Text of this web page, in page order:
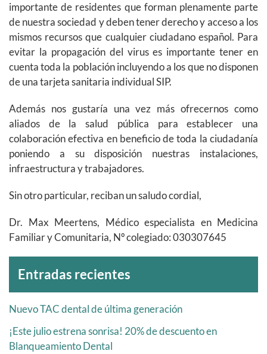
importante de residentes que forman plenamente parte
de nuestra sociedad y deben tener derecho y acceso a los
mismos recursos que cualquier ciudadano español. Para
evitar la propagación del virus es importante tener en
cuenta toda la población incluyendo a los que no disponen
de una tarjeta sanitaria individual SIP.
Además nos gustaría una vez más ofrecernos como
aliados de la salud pública para establecer una
colaboración efectiva en beneficio de toda la ciudadanía
poniendo a su disposición nuestras instalaciones,
infraestructura y trabajadores.
Sin otro particular, reciban un saludo cordial,
Dr. Max Meertens, Médico especialista en Medicina
Familiar y Comunitaria, Nº colegiado: 030307645
Entradas recientes
Nuevo TAC dental de última generación
¡Este julio estrena sonrisa! 20% de descuento en
Blanqueamiento Dental